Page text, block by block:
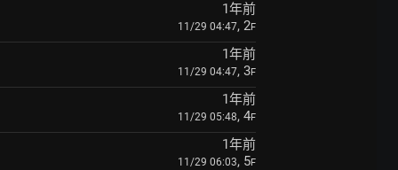
1年前
11/29 04:47, 2F
1年前
11/29 04:47, 3F
1年前
11/29 05:48, 4F
1年前
11/29 06:03, 5F